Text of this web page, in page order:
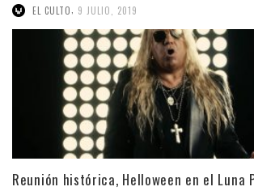
EL CULTO, 9 JULIO, 2019
Reunión histórica, Helloween en el Luna